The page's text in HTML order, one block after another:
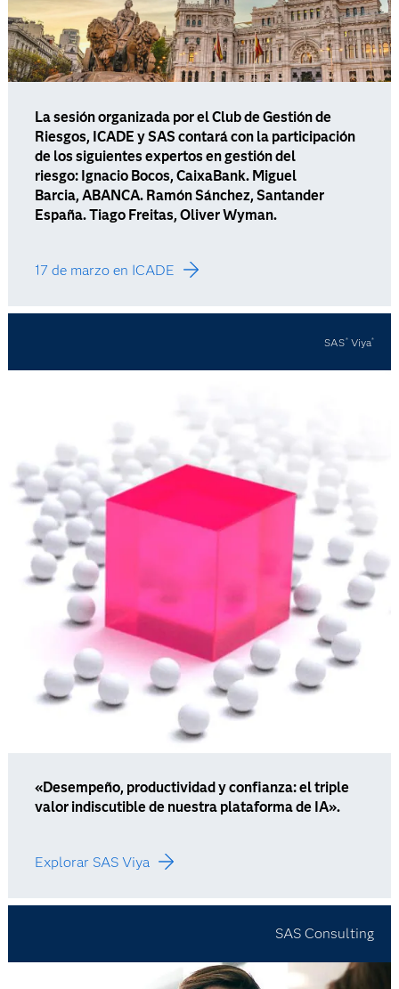
La sesión organizada por el Club de Gestión de
Riesgos, ICADE y SAS contará con la participación
de los siguientes expertos en gestión del
riesgo: Ignacio Bocos, CaixaBank. Miguel
Barcia, ABANCA. Ramón Sánchez, Santander
España. Tiago Freitas, Oliver Wyman.
17 de marzo en ICADE
SAS®Viya®
«Desempeño, productividad y confianza: el triple
valor indiscutible de nuestra plataforma de IA».
Explorar SAS Viya
SAS Consulting